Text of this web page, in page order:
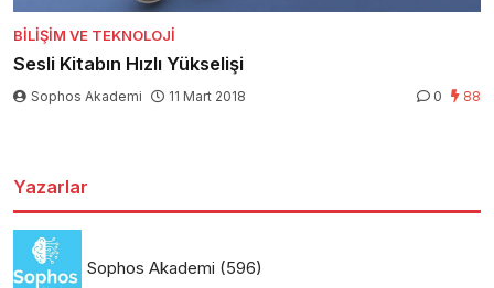
BILIŞIM VE TEKNOLOJI
Sesli Kitabın Hızlı Yükselişi
Sophos Akademi 11 Mart 2018 0 88
Yazarlar
Sophos Akademi (596)